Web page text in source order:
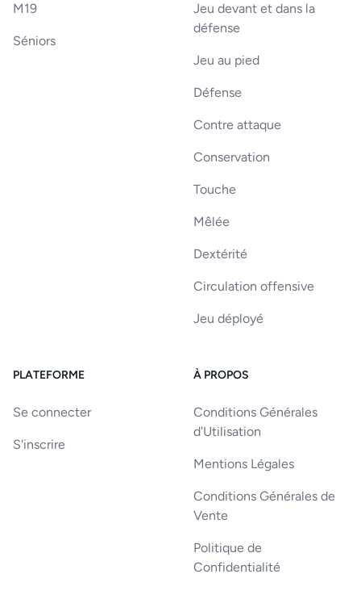
M19
Séniors
Jeu devant et dans la
défense
Jeu au pied
Défense
Contre attaque
Conservation
Touche
Mêlée
Dextérité
Circulation offensive
Jeu déployé
PLATEFORME
Se connecter
S'inscrire
À PROPOS
Conditions Générales
d'Utilisation
Mentions Légales
Conditions Générales de
Vente
Politique de
Confidentialité